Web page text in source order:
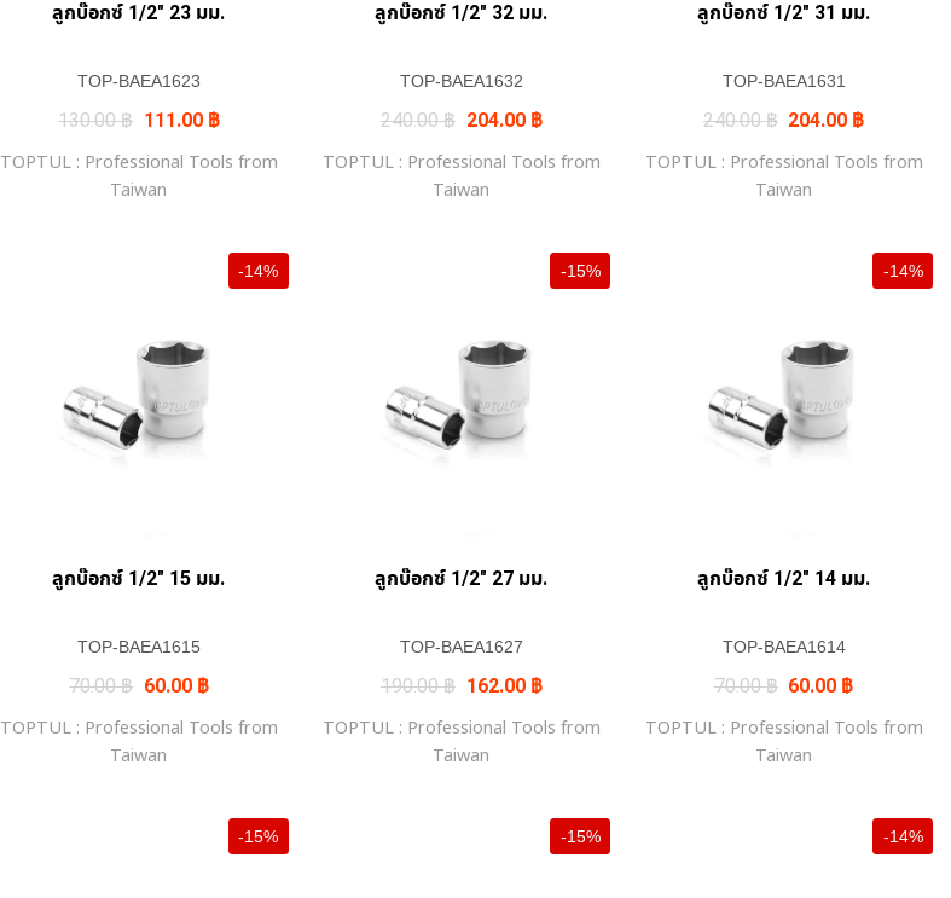
ลูกบ๊อกซ์ 1/2″ 23 มม.
TOP-BAEA1623
130.00฿ Original
price
was:
130.00 ฿.
111.00 ฿Current
is:
111.00 ฿.
TOPTUL : Professional Tools from
Taiwan
ลูกบ๊อกซ์ 1/2″ 32 มม.
TOP-BAEA1632
240.00฿ Original
price
was:
240.00 ฿.
204.00 ฿Current
is:
204.00 ฿.
TOPTUL : Professional Tools from
Taiwan
ลูกบ๊อกซ์ 1/2″ 31 มม.
TOP-BAEA1631
240.00฿ Original
price
was:
240.00 ฿.
204.00 ฿Current
is:
204.00 ฿.
TOPTUL : Professional Tools from
Taiwan
-14%
+
ลูกบ๊อกซ์ 1/2″ 15 มม.
TOP-BAEA1615
70.00฿ Original
was:
70.00 ฿.
60.00 ฿Current
is:
60.00 ฿.
TOPTUL : Professional Tools from
Taiwan
-15%
+
ลูกบ๊อกซ์ 1/2″ 27 มม.
TOP-BAEA1627
190.00฿ Original
was:
190.00 ฿.
162.00 ฿Current
is:
162.00 ฿.
TOPTUL : Professional Tools from
Taiwan
-14%
+
ลูกบ๊อกซ์ 1/2″ 14 มม.
TOP-BAEA1614
70.00฿ Original
was:
70.00 ฿.
60.00 ฿Current
is:
60.00 ฿.
TOPTUL : Professional Tools from
Taiwan
-15% -15% -14%